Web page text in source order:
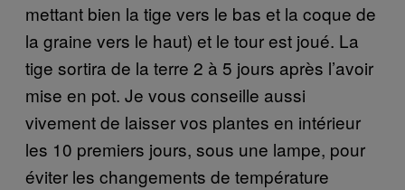
mettant bien la tige vers le bas et la coque de
la graine vers le haut) et le tour est joué. La
tige sortira de la terre 2 à 5 jours après l’avoir
mise en pot. Je vous conseille aussi
vivement de laisser vos plantes en intérieur
les 10 premiers jours, sous une lampe, pour
éviter les changements de température